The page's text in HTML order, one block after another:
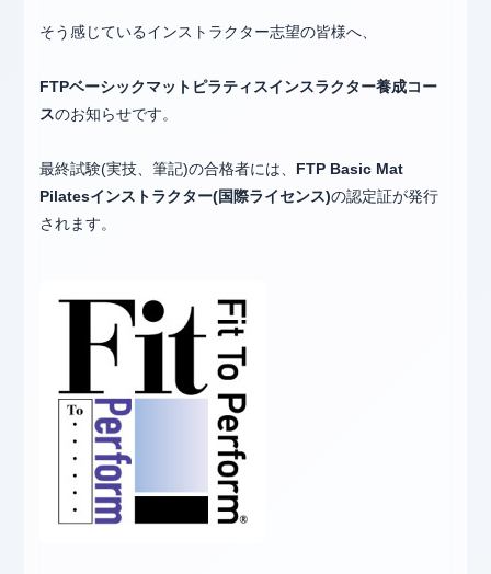
そう感じているインストラクター志望の皆様へ、
FTPベーシックマットピラティスインスラクター養成コー
スのお知らせです。
最終試験(実技、筆記)の合格者には、 FTP Basic Mat
Pilatesインストラクター(国際ライセンス)の認定証が発行
されます。